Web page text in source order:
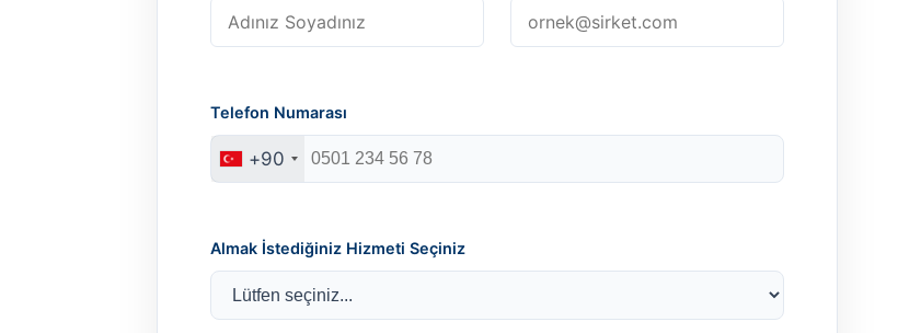
Telefon Numarası
+90
Almak İstediğiniz Hizmeti Seçiniz